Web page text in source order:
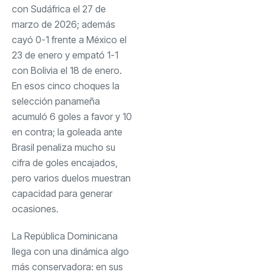
con Sudáfrica el 27 de
marzo de 2026; además
cayó 0-1 frente a México el
23 de enero y empató 1-1
con Bolivia el 18 de enero.
En esos cinco choques la
selección panameña
acumuló 6 goles a favor y 10
en contra; la goleada ante
Brasil penaliza mucho su
cifra de goles encajados,
pero varios duelos muestran
capacidad para generar
ocasiones.
La República Dominicana
llega con una dinámica algo
más conservadora: en sus